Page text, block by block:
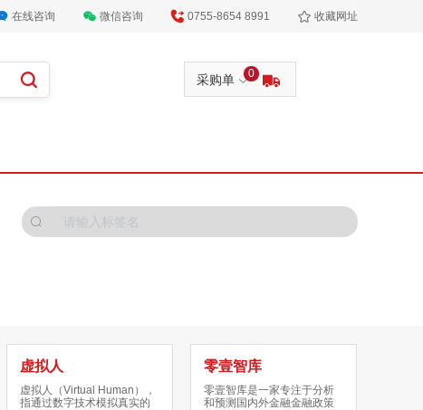
在线咨询 微信咨询 0755-8654 8991 收藏网址
采购单 0
虚拟人
虚拟人（Virtual Human），
指通过数字技术模拟真实的
零壹智库
零壹智库是一家专注于分析
和预测国内外金融金融政策